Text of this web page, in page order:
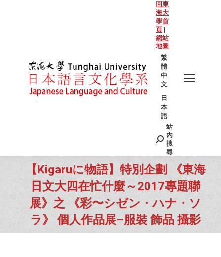
回東
海大
學首
頁 |
網站
地圖
繁
體
中
文
日
本
語
Search:
站
內
搜
尋
【Kigaruに物語】特別企劃 《東海
日文大四在忙什麼～2017專題聯
展》之 《彩〜シゼン・ハナ・ソ
ラ》 個人作品展–服裝 飾品 攝影
You are here: